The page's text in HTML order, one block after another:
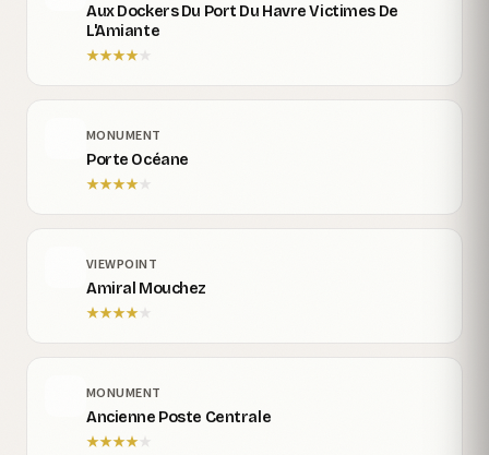
Aux Dockers Du Port Du Havre Victimes De
L'Amiante
★★★★ ★
MONUMENT
Porte Océane
★★★★★
VIEWPOINT
Amiral Mouchez
★★★★ ★
MONUMENT
Ancienne Poste Centrale
★★★★★